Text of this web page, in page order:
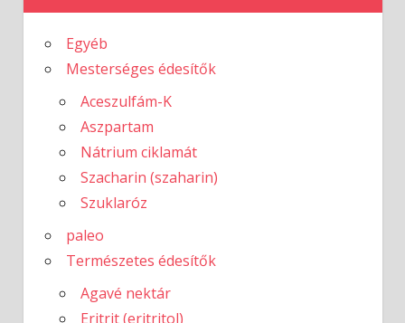
Egyéb
Mesterséges édesítők
Aceszulfám-K
Aszpartam
Nátrium ciklamát
Szacharin (szaharin)
Szuklaróz
paleo
Természetes édesítők
Agavé nektár
Eritrit (eritritol)